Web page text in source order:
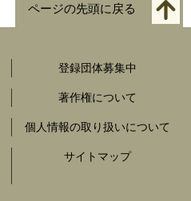
ページの先頭に戻る
登録団体募集中
著作権について
個人情報の取り扱いについて
サイトマップ